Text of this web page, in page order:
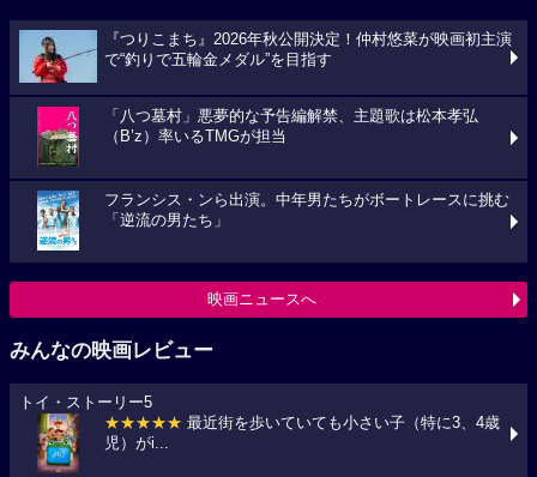
『つりこまち』2026年秋公開決定！仲村悠菜が映画初主演
で“釣りで五輪金メダル”を目指す
「八つ墓村」悪夢的な予告編解禁、主題歌は松本孝弘
（B’z）率いるTMGが担当
フランシス・ンら出演。中年男たちがボートレースに挑む
「逆流の男たち」
映画ニュースへ
みんなの映画レビュー
トイ・ストーリー5
★★★★★ 最近街を歩いていても小さい子（特に3、4歳
児）がi...